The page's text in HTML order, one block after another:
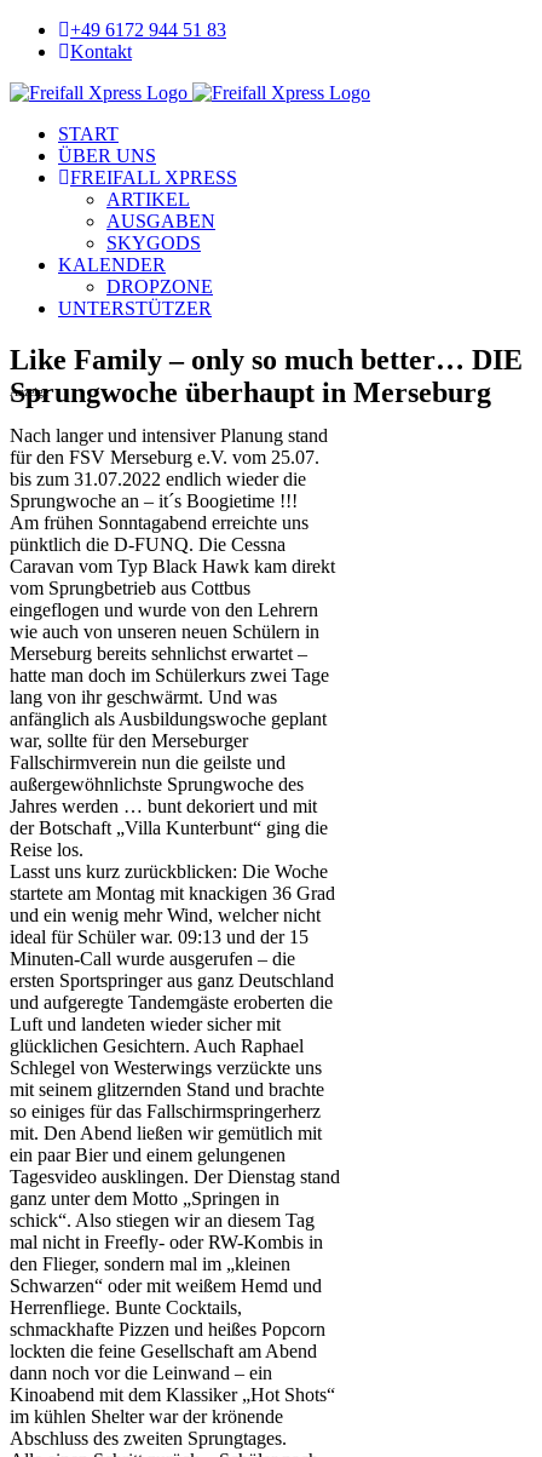
Skip
+49 6172 944 51 83
Kontakt
Facebook
YouTube
START
ÜBER UNS
FREIFALL XPRESS
ARTIKEL
AUSGABEN
SKYGODS
KALENDER
DROPZONE
UNTERSTÜTZER
Like Family – only so much better… DIE
Sprungwoche überhaupt in Merseburg
Anzeige
Nach langer und intensiver Planung stand
für den FSV Merseburg e.V. vom 25.07.
bis zum 31.07.2022 endlich wieder die
Sprungwoche an – it´s Boogietime !!!
Am frühen Sonntagabend erreichte uns
pünktlich die D-FUNQ. Die Cessna
Caravan vom Typ Black Hawk kam direkt
vom Sprungbetrieb aus Cottbus
eingeflogen und wurde von den Lehrern
wie auch von unseren neuen Schülern in
Merseburg bereits sehnlichst erwartet –
hatte man doch im Schülerkurs zwei Tage
lang von ihr geschwärmt. Und was
anfänglich als Ausbildungswoche geplant
war, sollte für den Merseburger
Fallschirmverein nun die geilste und
außergewöhnlichste Sprungwoche des
Jahres werden … bunt dekoriert und mit
der Botschaft „Villa Kunterbunt“ ging die
Reise los.
Lasst uns kurz zurückblicken: Die Woche
startete am Montag mit knackigen 36 Grad
und ein wenig mehr Wind, welcher nicht
ideal für Schüler war. 09:13 und der 15
Minuten-Call wurde ausgerufen – die
ersten Sportspringer aus ganz Deutschland
und aufgeregte Tandemgäste eroberten die
Luft und landeten wieder sicher mit
glücklichen Gesichtern. Auch Raphael
Schlegel von Westerwings verzückte uns
mit seinem glitzernden Stand und brachte
so einiges für das Fallschirmspringerherz
mit. Den Abend ließen wir gemütlich mit
ein paar Bier und einem gelungenen
Tagesvideo ausklingen. Der Dienstag stand
ganz unter dem Motto „Springen in
schick“. Also stiegen wir an diesem Tag
mal nicht in Freefly- oder RW-Kombis in
den Flieger, sondern mal im „kleinen
Schwarzen“ oder mit weißem Hemd und
Herrenfliege. Bunte Cocktails,
schmackhafte Pizzen und heißes Popcorn
lockten die feine Gesellschaft am Abend
dann noch vor die Leinwand – ein
Kinoabend mit dem Klassiker „Hot Shots“
im kühlen Shelter war der krönende
Abschluss des zweiten Sprungtages.